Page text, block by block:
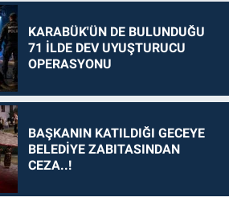
KARABÜK'ÜN DE BULUNDUĞU
71 İLDE DEV UYUŞTURUCU
OPERASYONU
BAŞKANIN KATILDIĞI GECEYE
BELEDİYE ZABITASINDAN
CEZA..!